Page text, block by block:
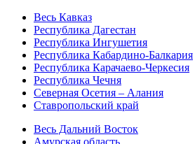
Весь Кавказ
Республика Дагестан
Республика Ингушетия
Республика Кабардино-Балкария
Республика Карачаево-Черкесия
Республика Чечня
Северная Осетия – Алания
Ставропольский край
Весь Дальний Восток
Амурская область